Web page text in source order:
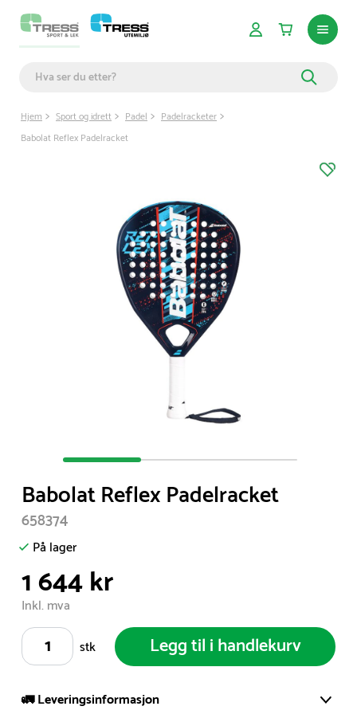
Hjem Sport og idrett Padel
Padelracketer
Babolat Reflex Padelracket
of
3
Babolat Reflex Padelracket
658374
På lager
1 644 kr
Inkl. mva
stk
Legg til i handlekurv
🚛 Leveringsinformasjon